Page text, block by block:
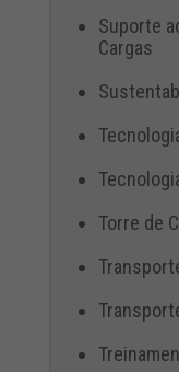
Suporte
Cargas
Torre de